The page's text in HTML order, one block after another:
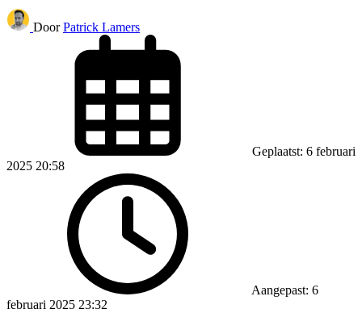
Door Patrick Lamers
Geplaatst: 6 februari
2025 20:58
Aangepast: 6
februari 2025 23:32